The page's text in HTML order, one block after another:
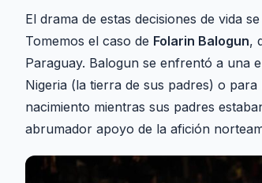
El drama de estas decisiones de vida
Tomemos el caso de Folarin Balogun,
Paraguay. Balogun se enfrentó a una
Nigeria (la tierra de sus padres) o
nacimiento mientras sus padres
abrumador apoyo de la afición